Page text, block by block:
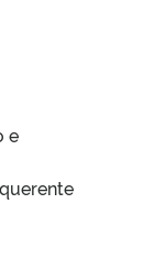
e